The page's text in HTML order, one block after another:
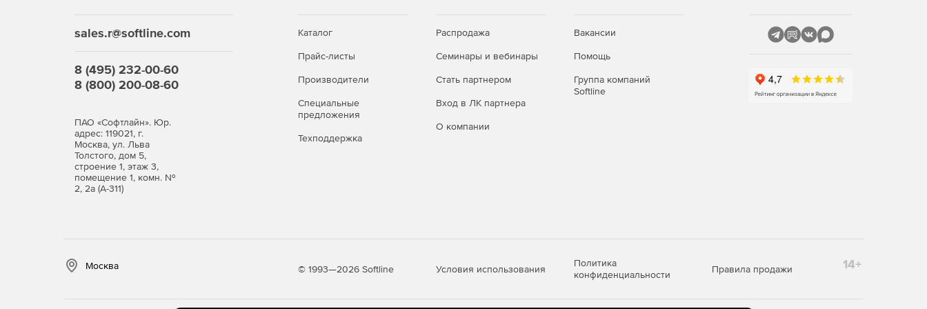
например, фактические режимы выполнения тех или иных технологических операций, результаты
sales.r@softline.com
8 (495) 232-00-60
8 (800) 200-08-60
ПАО «Софтлайн». Юр.
адрес: 119021, г.
Москва, ул. Льва
Толстого, дом 5,
строение 1, этаж 3,
помещение 1, комн. №
2, 2а (А-311)
Каталог
Прайс-листы
Производители
Специальные
предложения
Техподдержка
Распродажа
Семинары и вебинары
Стать партнером
Вход в ЛК партнера
О компании
Вакансии
Помощь
Группа компаний
Softline
Москва © 1993—2026 Softline Условия использования
Политика
конфиденциальности
Правила продажи 14+